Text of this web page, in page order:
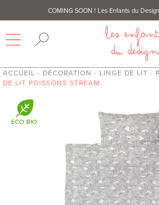
COMING SOON ! Les Enfants du
ACCUEIL - DÉCORATION - LINGE DE LIT -
DE LIT POISSONS STREAM